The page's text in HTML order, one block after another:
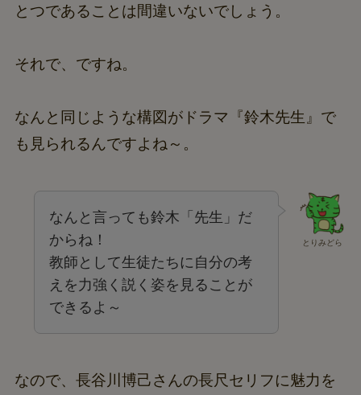
とつであることは間違いないでしょう。
それで、ですね。
なんと同じような構図がドラマ『鈴木先生』で
も見られるんですよね～。
とりみどら
なんと言っても鈴木「先生」だ
からね！
教師として生徒たちに自分の考
えを力強く説く姿を見ることが
できるよ～
なので、長谷川博己さんの長尺セリフに魅力を